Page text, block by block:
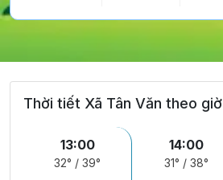
Thời tiết Xã Tân Văn theo giờ
13:00
32° / 39°
14:00
31° / 38°